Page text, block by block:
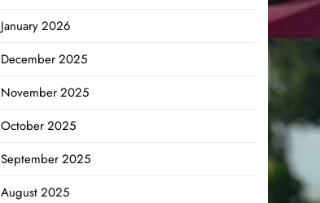
January 2026
December 2025
November 2025
October 2025
September 2025
August 2025